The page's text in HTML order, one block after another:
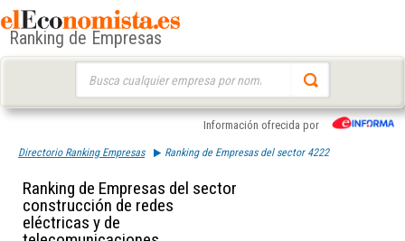
Ranking de Empresas
Información ofrecida por
Directorio Ranking Empresas Ranking de Empresas del sector 4222
Ranking de Empresas del sector
construcción de redes
eléctricas y de